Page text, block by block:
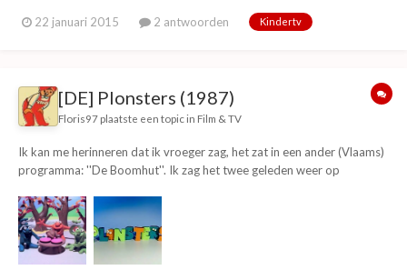
kinderprogramma's te zien die (niet meer) op andere zenders te zien
22 januari 2015 2 antwoorden Kindertv
[DE] Plonsters (1987)
Floris97 plaatste een topic in Film & TV
Ik kan me herinneren dat ik vroeger zag, het zat in een ander (Vlaams)
programma: ''De Boomhut''. Ik zag het twee geleden weer op
terughalen van oude programma's.) Plonsters is kindertelevisie serie
die gemaakt is door het Duitse b...